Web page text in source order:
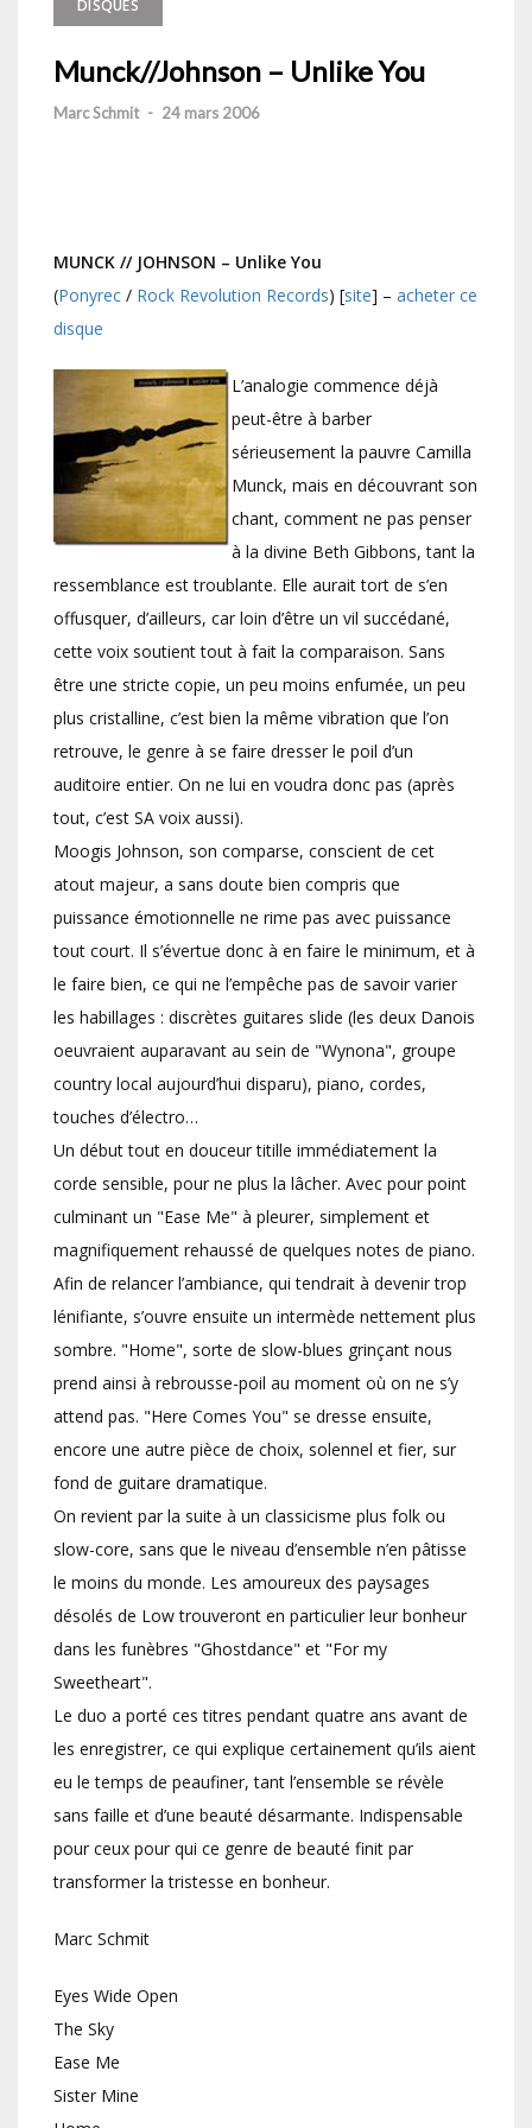
DISQUES
Munck//Johnson – Unlike You
Marc Schmit - 24 mars 2006
MUNCK // JOHNSON – Unlike You
(Ponyrec / Rock Revolution Records) [site] – acheter ce
disque
L’analogie commence déjà
peut-être à barber
sérieusement la pauvre Camilla
Munck, mais en découvrant son
chant, comment ne pas penser
à la divine Beth Gibbons, tant la
ressemblance est troublante. Elle aurait tort de s’en
offusquer, d’ailleurs, car loin d’être un vil succédané,
cette voix soutient tout à fait la comparaison. Sans
être une stricte copie, un peu moins enfumée, un peu
plus cristalline, c’est bien la même vibration que l’on
retrouve, le genre à se faire dresser le poil d’un
auditoire entier. On ne lui en voudra donc pas (après
tout, c’est SA voix aussi).
Moogis Johnson, son comparse, conscient de cet
atout majeur, a sans doute bien compris que
puissance émotionnelle ne rime pas avec puissance
tout court. Il s’évertue donc à en faire le minimum, et à
le faire bien, ce qui ne l’empêche pas de savoir varier
les habillages : discrètes guitares slide (les deux Danois
oeuvraient auparavant au sein de "Wynona", groupe
country local aujourd’hui disparu), piano, cordes,
touches d’électro…
Un début tout en douceur titille immédiatement la
corde sensible, pour ne plus la lâcher. Avec pour point
culminant un "Ease Me" à pleurer, simplement et
magnifiquement rehaussé de quelques notes de piano.
Afin de relancer l’ambiance, qui tendrait à devenir trop
lénifiante, s’ouvre ensuite un intermède nettement plus
sombre. "Home", sorte de slow-blues grinçant nous
prend ainsi à rebrousse-poil au moment où on ne s’y
attend pas. "Here Comes You" se dresse ensuite,
encore une autre pièce de choix, solennel et fier, sur
fond de guitare dramatique.
On revient par la suite à un classicisme plus folk ou
slow-core, sans que le niveau d’ensemble n’en pâtisse
le moins du monde. Les amoureux des paysages
désolés de Low trouveront en particulier leur bonheur
dans les funèbres "Ghostdance" et "For my
Sweetheart".
Le duo a porté ces titres pendant quatre ans avant de
les enregistrer, ce qui explique certainement qu’ils aient
eu le temps de peaufiner, tant l’ensemble se révèle
sans faille et d’une beauté désarmante. Indispensable
pour ceux pour qui ce genre de beauté finit par
transformer la tristesse en bonheur.
Marc Schmit
Eyes Wide Open
The Sky
Ease Me
Sister Mine